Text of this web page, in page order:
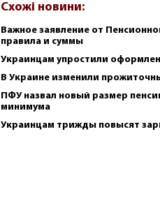
Схожі новини:
Важное заявление от
правила и суммы
Украинцам упростили
В Украине изменили
ПФУ назвал новый размер
минимума
Украинцам трижды повысят